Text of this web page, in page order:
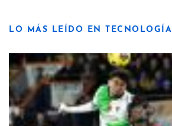
LO MÁS LEÍDO EN TECNOLOGÍA